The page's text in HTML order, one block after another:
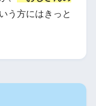
う方にはきっと